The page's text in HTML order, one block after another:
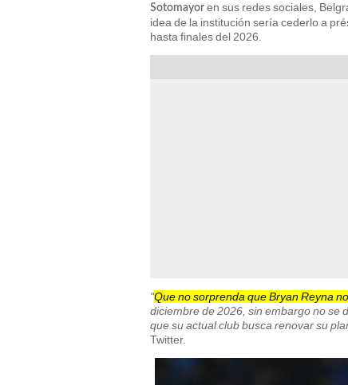
Sotomayor en sus redes sociales,
idea de la institución sería cederlo a
hasta finales del 2026.
"Que no sorprenda que Bryan Reyna
diciembre de 2026, sin embargo no se
que su actual club busca renovar su
Twitter.